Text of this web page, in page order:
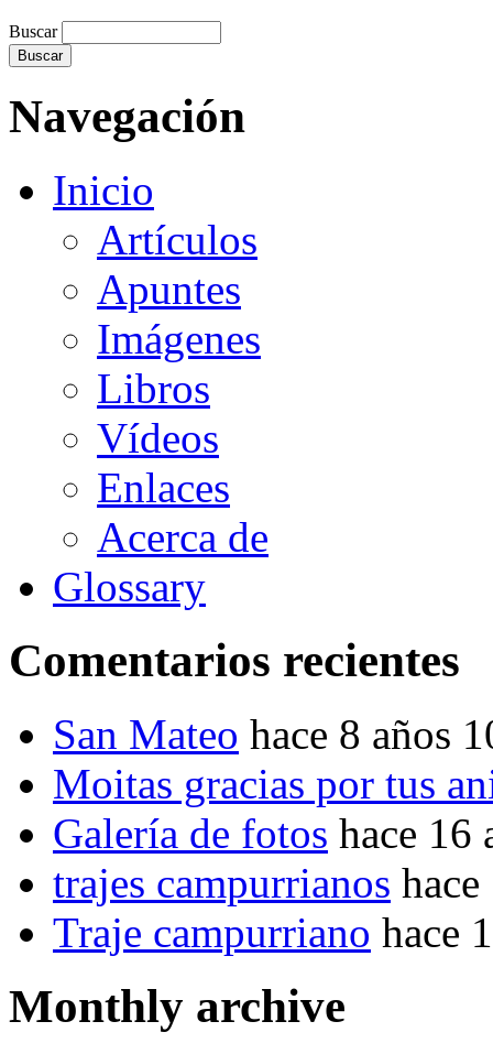
Buscar
Navegación
Inicio
Artículos
Apuntes
Imágenes
Libros
Vídeos
Enlaces
Acerca de
Glossary
Comentarios recientes
San Mateo hace 8 años
Moitas gracias por tus
Galería de fotos hace 16
trajes campurrianos
Traje campurriano hace
Monthly archive